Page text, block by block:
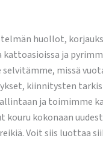
huollot,
ja
missä
kiinnitysten
ja toimimme
kokonaan
Voit siis luottaa